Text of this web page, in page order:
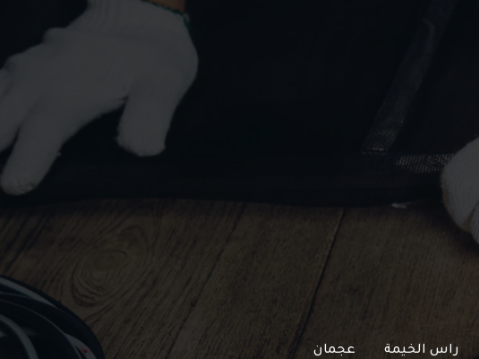
راس الخيمة عجمان